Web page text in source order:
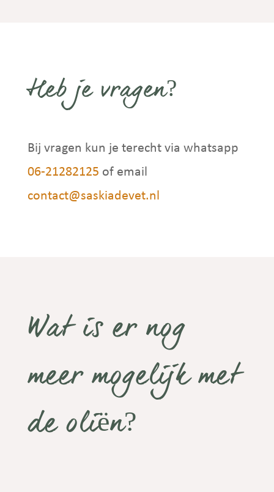
Heb je vragen?
Bij vragen kun je terecht via whatsapp
06-21282125 of email
contact@saskiadevet.nl
Wat is er nog
meer mogelijk met
de oliën?